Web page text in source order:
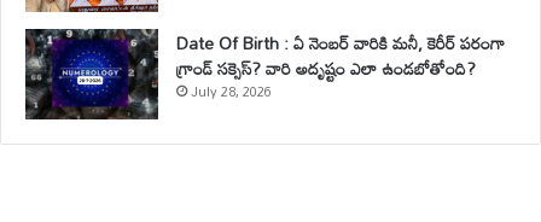
Date Of Birth : ఏ నెంబర్ వారికి మనీ, కెరీర్ పరంగా
గ్రాండ్ సక్సెస్? వారి అదృష్టం ఎలా ఉండబోతోంది?
July 28, 2026